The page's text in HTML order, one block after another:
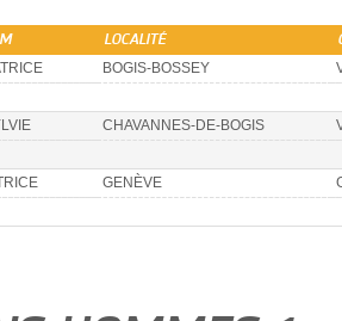
LOCALITÉ
BOGIS-BOSSEY
CHAVANNES-DE-BOGIS
GENÈVE